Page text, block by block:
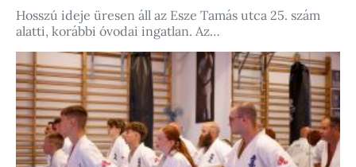
Hosszú ideje üresen áll az Esze Tamás utca 25. szám
alatti, korábbi óvodai ingatlan. Az…